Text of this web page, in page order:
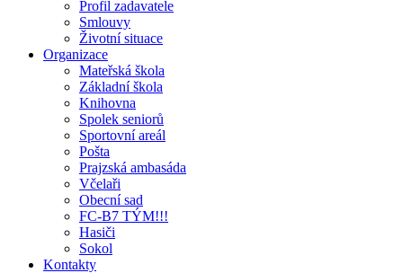
Profil zadavatele
Smlouvy
Životní situace
Organizace
Mateřská škola
Základní škola
Knihovna
Spolek seniorů
Sportovní areál
Pošta
Prajzská ambasáda
Včelaři
Obecní sad
FC-B7 TÝM!!!
Hasiči
Sokol
Kontakty